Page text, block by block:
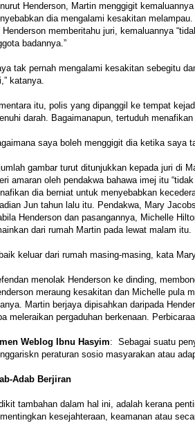
Henderson, Martin menggigit
dia mengalami kesakitan
Henderson memberitahu juri, kemaluannya
badannya.”
tak pernah mengalami kesakitan sebegitu
katanya.
itu, polis yang dipanggil ke tempat
darah. Bagaimanapun, tertuduh
saya boleh menggigit dia ketika saya
gambar turut ditunjukkan kepada juri di
amaran oleh pendakwa bahawa imej itu
dia berniat untuk menyebabkan
Jun tahun lalu itu. Pendakwa, Mary
Henderson dan pasangannya, Michelle
dari rumah Martin pada lewat malam itu.
keluar dari rumah masing-masing, kata
menolak Henderson ke dinding,
meraung kesakitan dan Michelle pula
Martin berjaya dipisahkan daripada
meleraikan pergaduhan berkenaan.
Weblog Ibnu Hasyim: Sebagai suatu
peraturan sosio masyarakan atau
Adab Berjiran
tambahan dalam hal ini, adalah kerana
kesejahteraan, keamanan atau